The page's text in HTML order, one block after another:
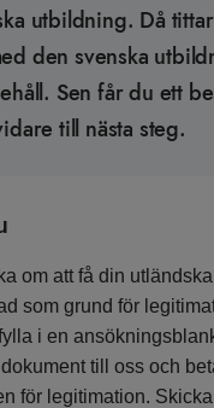
utbildning. Då
den svenska
Sen får du ett
till nästa steg.
om att få din utländska
som grund för
i en
till oss och
för legitimation.